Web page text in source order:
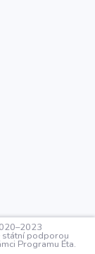
státní podporou
Programu Éta.